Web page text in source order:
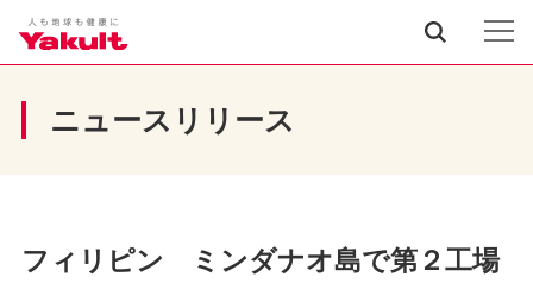
ニュースリリース
フィリピン ミンダナオ島で第２工場